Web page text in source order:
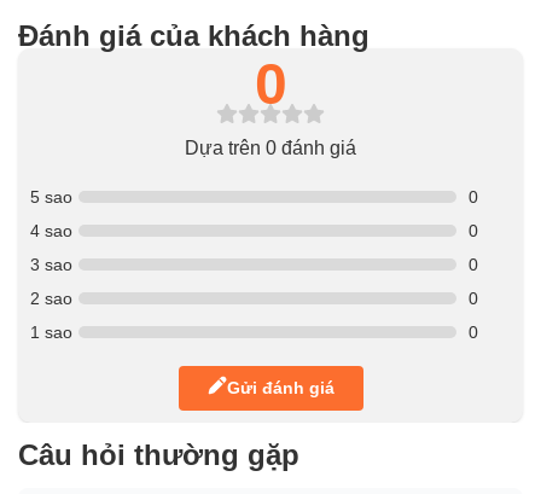
Đánh giá của khách hàng
0
Dựa trên 0 đánh giá
5 sao
0
4 sao
0
3 sao
0
2 sao
0
1 sao
0
Gửi đánh giá
Câu hỏi thường gặp